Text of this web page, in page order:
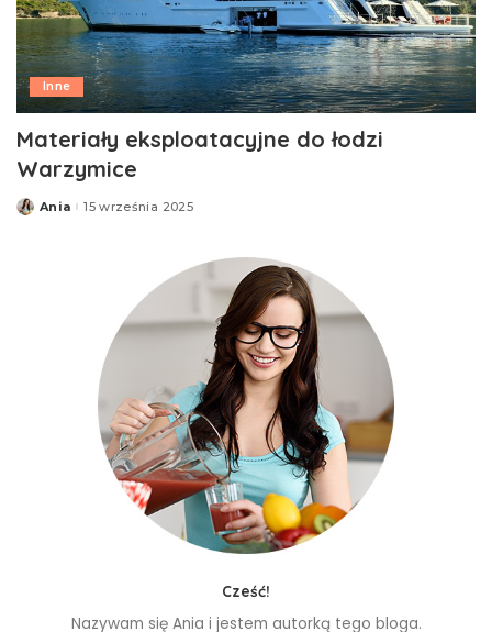
Inne
Materiały eksploatacyjne do łodzi
Warzymice
Posted
Ania 15 września 2025
Cześć!
Nazywam się Ania i jestem autorką tego bloga.